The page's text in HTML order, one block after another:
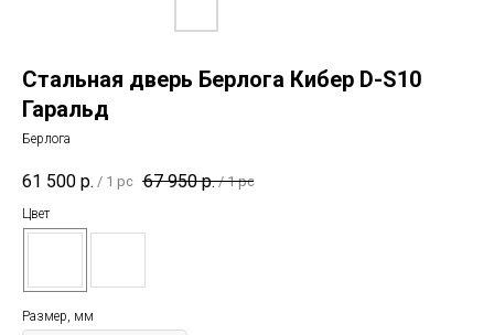
Стальная дверь Берлога Кибер D-S10
Гаральд
Берлога
61 500 р. / 1 pc 67 950 р. / 1 pc
Цвет
Размер, мм